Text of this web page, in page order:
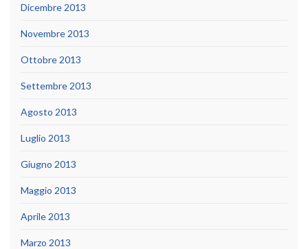
Dicembre 2013
Novembre 2013
Ottobre 2013
Settembre 2013
Agosto 2013
Luglio 2013
Giugno 2013
Maggio 2013
Aprile 2013
Marzo 2013